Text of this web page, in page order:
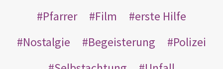
Pfarrer
Film
erste Hilfe
Nostalgie
Begeisterung
Polizei